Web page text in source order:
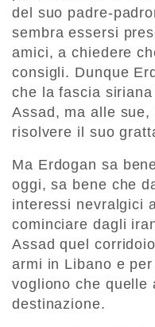
del suo padre-
sembra essersi
amici, a chiedere
consigli. Dunque
che la fascia
Assad, ma alle
risolvere il suo
Ma Erdogan sa
oggi, sa bene che
interessi nevralgici
cominciare dagli
Assad quel
armi in Libano e
vogliono che quelle
destinazione.